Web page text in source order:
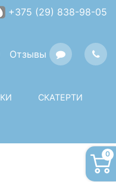
+375 (29) 838-98-05
Отзывы
0
СКАТЕРТИ